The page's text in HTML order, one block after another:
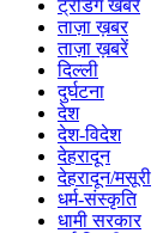
ट्रेंडिंग खबरें
ताज़ा ख़बर
ताज़ा ख़बरें
दिल्ली
दुर्घटना
देश
देश-विदेश
देहरादून
देहरादून/मसूरी
धर्म-संस्कृति
धामी सरकार